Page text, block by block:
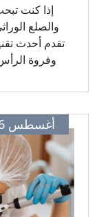
إذا كنت
والصلع
تقدم أحدث
وفروة
والثعلبة،
علاجية
أغسطس 06